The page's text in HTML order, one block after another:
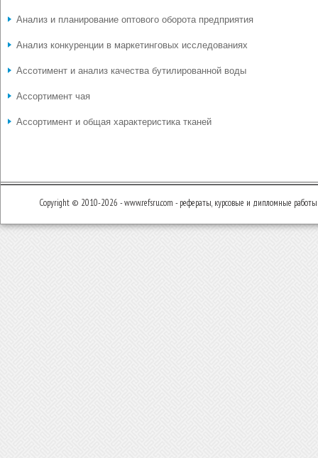
Анализ и планирование оптового оборота предприятия
Анализ конкуренции в маркетинговых исследованиях
Ассотимент и анализ качества бутилированной воды
Ассортимент чая
Ассортимент и общая характеристика тканей
Copyright © 2010-2026 - www.refsru.com - рефераты, курсовые и дипломные работы